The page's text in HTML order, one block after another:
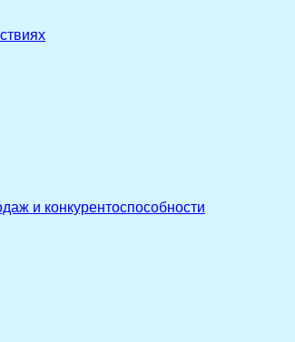
и конкурентоспособности